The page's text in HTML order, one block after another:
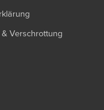
Verschrottung